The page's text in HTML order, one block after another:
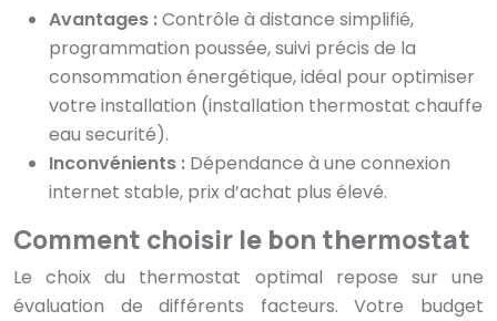
Avantages :Contrôle à distance simplifié,
programmation poussée, suivi précis de la
consommation énergétique, idéal pour optimiser
votre installation (installation thermostat chauffe
eau securité).
Inconvénients : Dépendance à une connexion
internet stable, prix d’achat plus élevé.
Comment choisir le bon thermostat
Le choix du thermostat optimal repose sur une
évaluation de différents facteurs. Votre budget